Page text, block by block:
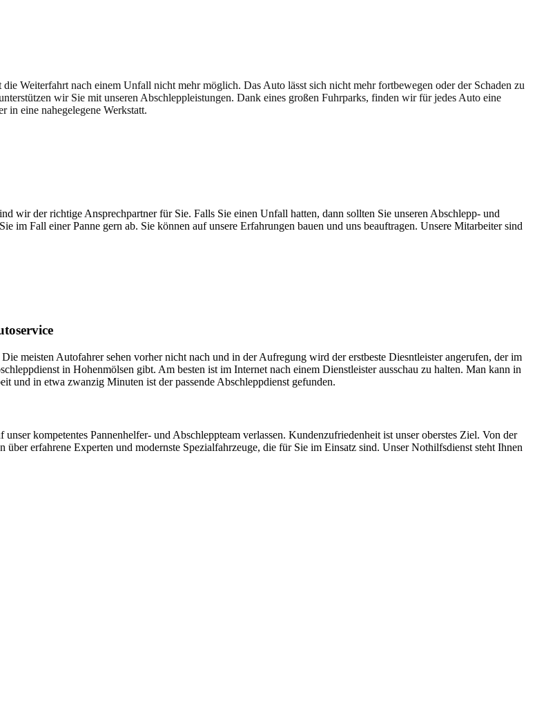
Weiterfahrt nach einem Unfall nicht mehr möglich. Das Auto lässt sich nicht mehr fortbewegen oder der Schaden zu
wir Sie mit unseren Abschleppleistungen. Dank eines großen Fuhrparks, finden wir für jedes Auto eine
in eine nahegelegene Werkstatt.
wir der richtige Ansprechpartner für Sie. Falls Sie einen Unfall hatten, dann sollten Sie unseren Abschlepp- und
im Fall einer Panne gern ab. Sie können auf unsere Erfahrungen bauen und uns beauftragen. Unsere Mitarbeiter sind
meisten Autofahrer sehen vorher nicht nach und in der Aufregung wird der erstbeste Diesntleister angerufen, der im
in Hohenmölsen gibt. Am besten ist im Internet nach einem Dienstleister ausschau zu halten. Man kann in
und in etwa zwanzig Minuten ist der passende Abschleppdienst gefunden.
kompetentes Pannenhelfer- und Abschleppteam verlassen. Kundenzufriedenheit ist unser oberstes Ziel. Von der
erfahrene Experten und modernste Spezialfahrzeuge, die für Sie im Einsatz sind. Unser Nothilfsdienst steht Ihnen